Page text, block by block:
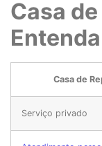
Casa
Casa de
Serviço privado